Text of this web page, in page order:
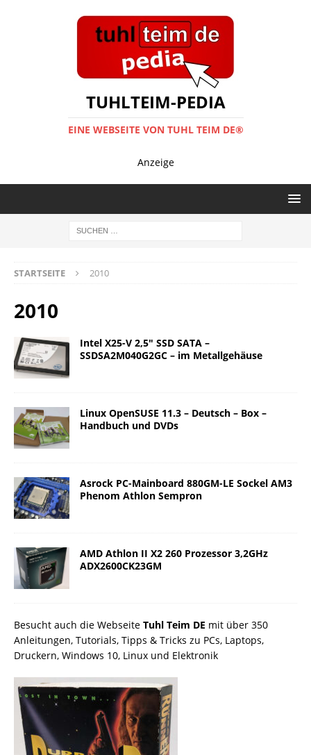
TUHLTEIM-PEDIA
EINE WEBSEITE VON TUHL TEIM DE®
Anzeige
STARTSEITE 2010
2010
Intel X25-V 2,5″ SSD SATA –
SSDSA2M040G2GC – im Metallgehäuse
Linux OpenSUSE 11.3 – Deutsch – Box –
Handbuch und DVDs
Asrock PC-Mainboard 880GM-LE Sockel AM3
Phenom Athlon Sempron
AMD Athlon II X2 260 Prozessor 3,2GHz
ADX2600CK23GM
Besucht auch die Webseite Tuhl Teim DE mit über 350
Anleitungen, Tutorials, Tipps & Tricks zu PCs, Laptops,
Druckern, Windows 10, Linux und Elektronik